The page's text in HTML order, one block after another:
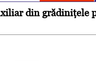
din grădiniţele